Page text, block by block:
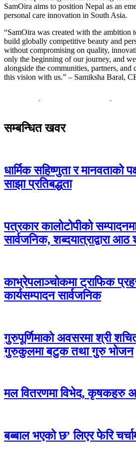
SamOira aims to position Nepal as an
personal care innovation in South Asia.
“SamOira was created with the ambition
build globally competitive beauty and
without compromising on quality,
only the beginning of our journey, and
alongside the communities, partners, and
this vision with us.” – Samiksha Baral,
सम्बन्धित खवर
धार्मिक सहिष्णुता र मानवताको
साझा प्रतिबद्धता
पत्रकार कालोटोपीको
सार्वजनिक, शब्दयात्राद्वारा आठ
काभ्रेपलाञ्चोकमा ट्राफिक
कार्यसम्पादन सार्वजनिक
गुरुपूर्णिमाको अवसरमा श्री
गुरुकुलमा बटुक तथा गुरु भोजन
मल वितरणमा विभेद, कृषकहरु
बब्बाल भएको छ’ लिएर फेरि